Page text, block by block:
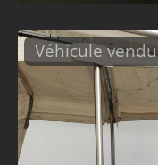
Véhicule vendu